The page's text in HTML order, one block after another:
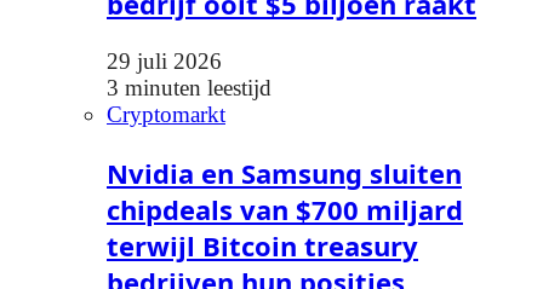
29 juli 2026
3 minuten leestijd
Cryptomarkt
Nvidia en Samsung sluiten
chipdeals van $700 miljard
terwijl Bitcoin treasury